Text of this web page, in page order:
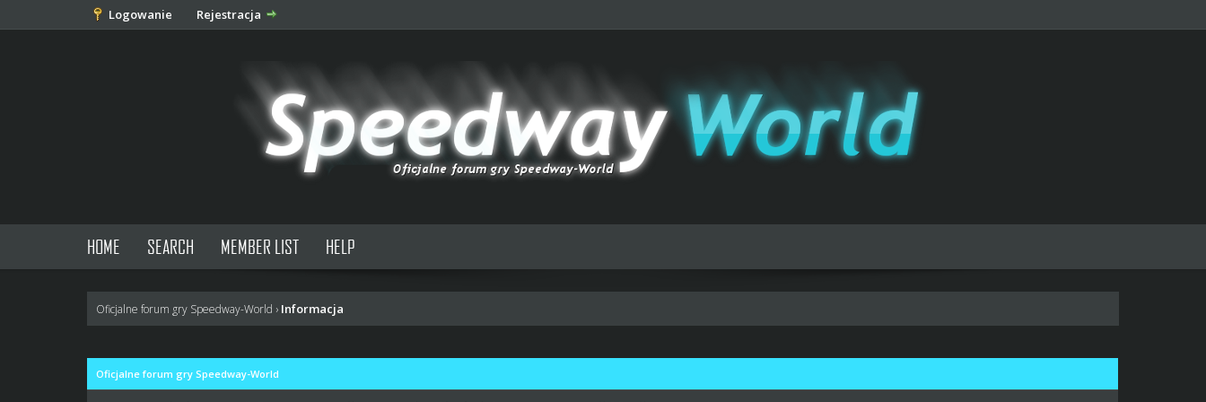
Logowanie Rejestracja
HOME SEARCH MEMBER LIST HELP
Oficjalne forum gry Speedway-World › Informacja
Oficjalne forum gry Speedway-World